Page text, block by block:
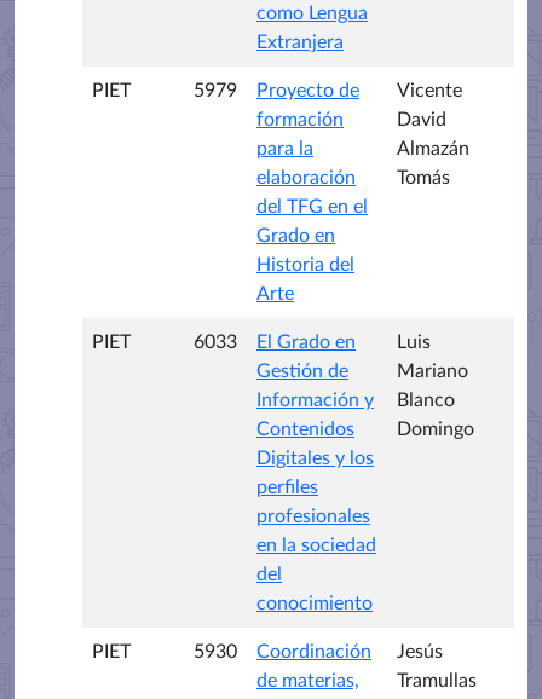
como Lengua
Extranjera
PIET 5979
Proyecto de
formación
para la
elaboración
del TFG en el
Grado en
Historia del
Arte
Vicente
David
Almazán
Tomás
PIET 6033
El Grado en
Gestión de
Información y
Contenidos
Digitales y los
perfiles
profesionales
en la sociedad
del
conocimiento
Luis
Mariano
Blanco
Domingo
PIET 5930
Coordinación
de materias,
Jesús
Tramullas